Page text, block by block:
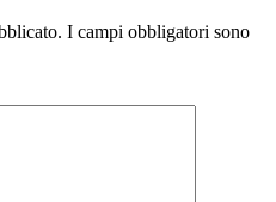
I campi obbligatori sono